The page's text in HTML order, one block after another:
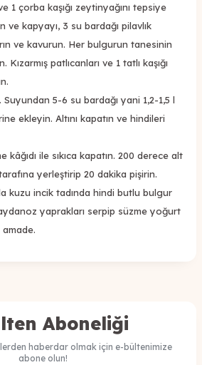
1 çorba kaşığı zeytinyağını tepsiye
ve kapyayı, 3 su bardağı pilavlık
ın ve kavurun. Her bulgurun tanesinin
Kızarmış patlıcanları ve 1 tatlı kaşığı
5-6 su bardağı yani 1,2-1,5 l
ekleyin. Altını kapatın ve hindileri
ile sıkıca kapatın. 200 derece alt
rafınayerleştirip 20 dakika pişirin.
kuzu incik tadında hindi butlu bulgur
yaprakları serpip süzme yoğurt
Aboneliği
haberdar olmak için e-bültenimize
abone olun!